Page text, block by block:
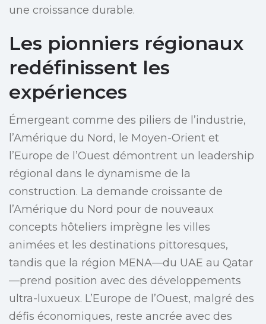
une croissance durable.
Les pionniers régionaux
redéfinissent les
expériences
Émergeant comme des piliers de l’industrie,
l’Amérique du Nord, le Moyen-Orient et
l’Europe de l’Ouest démontrent un leadership
régional dans le dynamisme de la
construction. La demande croissante de
l’Amérique du Nord pour de nouveaux
concepts hôteliers imprègne les villes
animées et les destinations pittoresques,
tandis que la région MENA—du UAE au Qatar
—prend position avec des développements
ultra-luxueux. L’Europe de l’Ouest, malgré des
défis économiques, reste ancrée avec des